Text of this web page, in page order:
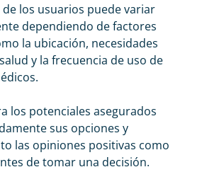
de los usuarios puede variar
dependiendo de factores
la ubicación, necesidades
y la frecuencia de uso de
los potenciales asegurados
sus opciones y
las opiniones positivas como
de tomar una decisión.